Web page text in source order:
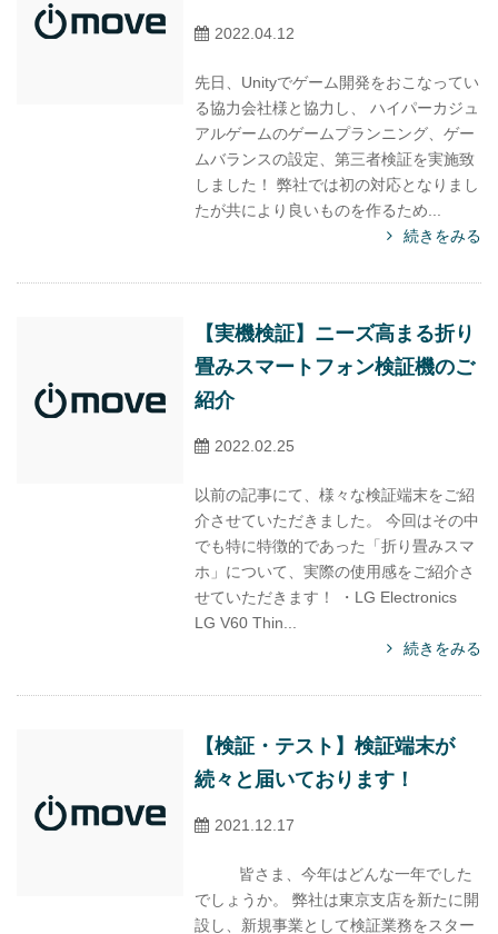
2022.04.12
先日、Unityでゲーム開発をおこなってい
る協力会社様と協力し、 ハイパーカジュ
アルゲームのゲームプランニング、ゲー
ムバランスの設定、第三者検証を実施致
しました！ 弊社では初の対応となりまし
たが共により良いものを作るため...
続きをみる
【実機検証】ニーズ高まる折り
畳みスマートフォン検証機のご
紹介
2022.02.25
以前の記事にて、様々な検証端末をご紹
介させていただきました。 今回はその中
でも特に特徴的であった「折り畳みスマ
ホ」について、実際の使用感をご紹介さ
せていただきます！ ・LG Electronics
LG V60 Thin...
続きをみる
【検証・テスト】検証端末が
続々と届いております！
2021.12.17
皆さま、今年はどんな一年でした
でしょうか。 弊社は東京支店を新たに開
設し、新規事業として検証業務をスター